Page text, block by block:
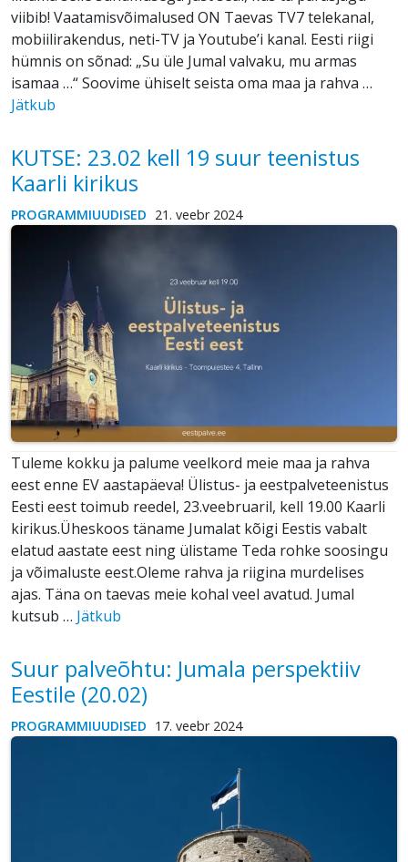
viibib! Vaatamisvõimalused ON Taevas TV7 telekanal,
mobiilirakendus, neti-TV ja Youtube’i kanal. Eesti riigi
hümnis on sõnad: „Su üle Jumal valvaku, mu armas
isamaa …“ Soovime ühiselt seista oma maa ja rahva …
Jätkub
KUTSE: 23.02 kell 19 suur teenistus
Kaarli kirikus
PROGRAMMIUUDISED 21. veebr 2024
Tuleme kokku ja palume veelkord meie maa ja rahva
eest enne EV aastapäeva! Ülistus- ja eestpalveteenistus
Eesti eest toimub reedel, 23.veebruaril, kell 19.00 Kaarli
kirikus.Üheskoos täname Jumalat kõigi Eestis vabalt
elatud aastate eest ning ülistame Teda rohke soosingu
ja võimaluste eest.Oleme rahva ja riigina murdelises
ajas. Täna on taevas meie kohal veel avatud. Jumal
kutsub … Jätkub
Suur palveõhtu: Jumala perspektiiv
Eestile (20.02)
PROGRAMMIUUDISED 17. veebr 2024